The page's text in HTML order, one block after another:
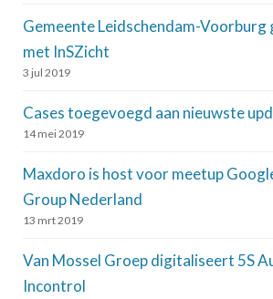
Gemeente Leidschendam-Voorburg
met InSZicht
3 jul 2019
Cases toegevoegd aan nieuwste
14 mei 2019
Maxdoro is host voor meetup
Group Nederland
13 mrt 2019
Van Mossel Groep digitaliseert 5S
Incontrol